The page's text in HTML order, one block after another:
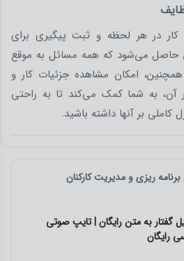
در هر لحظه و ثبت پیگیری برای
حاصل می‌شود که همه مسائل به موقع
امکان مشاهده جزئیات کار و
آن، به شما کمک می‌کند تا به راحتی
کاملی بر آنها داشته باشید.
ریزی و مدیریت کارکنان
دانلود اپلیکیشن برنامه ریزی روزانه و
مدیریت وظایف تَسکینو